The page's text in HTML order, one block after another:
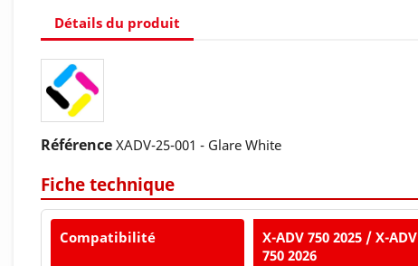
Détails du produit
Référence XADV-25-001 - Glare White
Fiche technique
Compatibilité
X-ADV 750 2025 / X-ADV
750 2026